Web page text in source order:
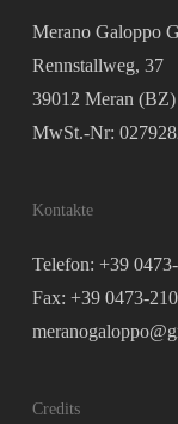
Merano Galoppo
Rennstallweg, 37
39012 Meran (BZ)
MwSt.-Nr:
Kontakte
Telefon: +39
Fax: +39 0473-
Credits